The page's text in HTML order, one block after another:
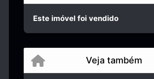
Este imóvel foi vendido
Veja também